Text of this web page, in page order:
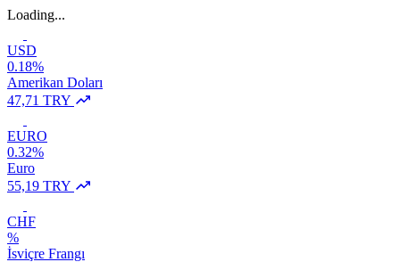
Loading...
USD
0.18%
Amerikan Doları
47,71 TRY
EURO
0.32%
Euro
55,19 TRY
CHF
%
İsviçre Frangı